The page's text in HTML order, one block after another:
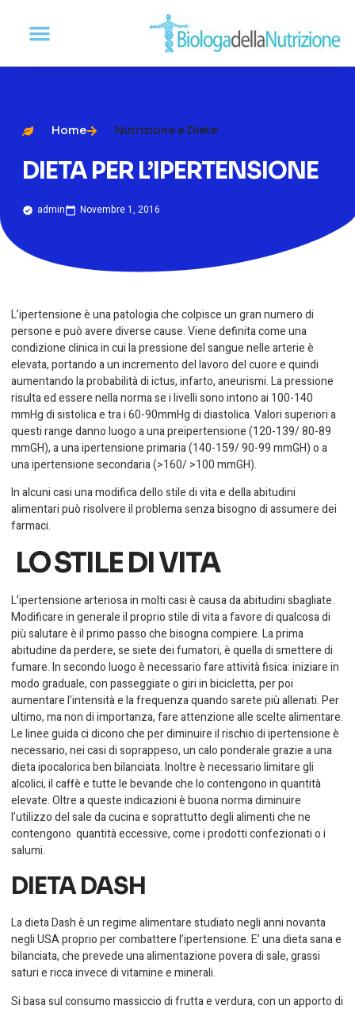
Home Nutrizione e Diete
DIETA PER L’IPERTENSIONE
admin Novembre 1, 2016
L’ipertensione è una patologia che colpisce un gran numero di
persone e può avere diverse cause. Viene definita come una
condizione clinica in cui la pressione del sangue nelle arterie è
elevata, portando a un incremento del lavoro del cuore e quindi
aumentando la probabilità di ictus, infarto, aneurismi. La pressione
risulta ed essere nella norma se i livelli sono intono ai 100-140
mmHg di sistolica e tra i 60-90mmHg di diastolica. Valori superiori a
questi range danno luogo a una preipertensione (120-139/ 80-89
mmGH), a una ipertensione primaria (140-159/ 90-99 mmGH) o a
una ipertensione secondaria (>160/ >100 mmGH).
In alcuni casi una modifica dello stile di vita e della abitudini
alimentari può risolvere il problema senza bisogno di assumere dei
farmaci.
LO STILE DI VITA
L’ipertensione arteriosa in molti casi è causa da abitudini sbagliate.
Modificare in generale il proprio stile di vita a favore di qualcosa di
più salutare è il primo passo che bisogna compiere. La prima
abitudine da perdere, se siete dei fumatori, è quella di smettere di
fumare. In secondo luogo è necessario fare attività fisica: iniziare in
modo graduale, con passeggiate o giri in bicicletta, per poi
aumentare l’intensità e la frequenza quando sarete più allenati. Per
ultimo, ma non di importanza, fare attenzione alle scelte alimentare.
Le linee guida ci dicono che per diminuire il rischio di ipertensione è
necessario, nei casi di soprappeso, un calo ponderale grazie a una
dieta ipocalorica ben bilanciata. Inoltre è necessario limitare gli
alcolici, il caffè e tutte le bevande che lo contengono in quantità
elevate. Oltre a queste indicazioni è buona norma diminuire
l’utilizzo del sale da cucina e soprattutto degli alimenti che ne
contengono quantità eccessive, come i prodotti confezionati o i
salumi.
DIETA DASH
La dieta Dash è un regime alimentare studiato negli anni novanta
negli USA proprio per combattere l’ipertensione. E’ una dieta sana e
bilanciata, che prevede una alimentazione povera di sale, grassi
saturi e ricca invece di vitamine e minerali.
Si basa sul consumo massiccio di frutta e verdura, con un apporto di